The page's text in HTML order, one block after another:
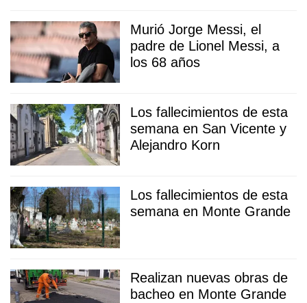
Murió Jorge Messi, el
padre de Lionel Messi, a
los 68 años
Los fallecimientos de esta
semana en San Vicente y
Alejandro Korn
Los fallecimientos de esta
semana en Monte Grande
Realizan nuevas obras de
bacheo en Monte Grande